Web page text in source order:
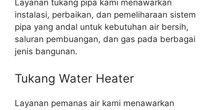
Layanan tukang pipa kami menawarkan
instalasi, perbaikan, dan pemeliharaan sistem
pipa yang andal untuk kebutuhan air bersih,
saluran pembuangan, dan gas pada berbagai
jenis bangunan.
Tukang Water Heater
Layanan pemanas air kami menawarkan